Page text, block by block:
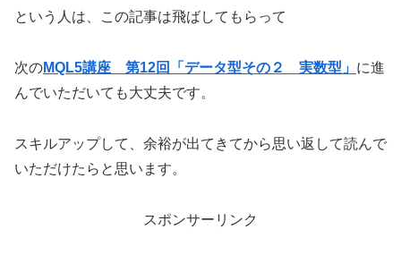
という人は、この記事は飛ばしてもらって
次のMQL5講座 第12回「データ型その２ 実数型」 に進
んでいただいても大丈夫です。
スキルアップして、余裕が出てきてから思い返して読んで
いただけたらと思います。
スポンサーリンク